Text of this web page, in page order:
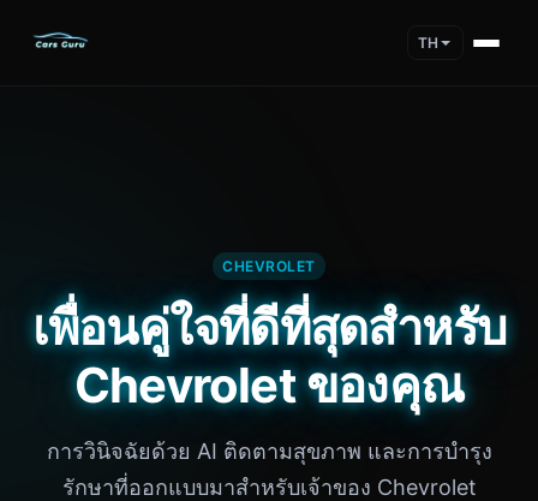
TH
CHEVROLET
เพื่อนคู่ใจที่ดีที่สุดสำหรับ
Chevrolet ของคุณ
การวินิจฉัยด้วย AI ติดตามสุขภาพ และการบำรุง
รักษาที่ออกแบบมาสำหรับเจ้าของ Chevrolet